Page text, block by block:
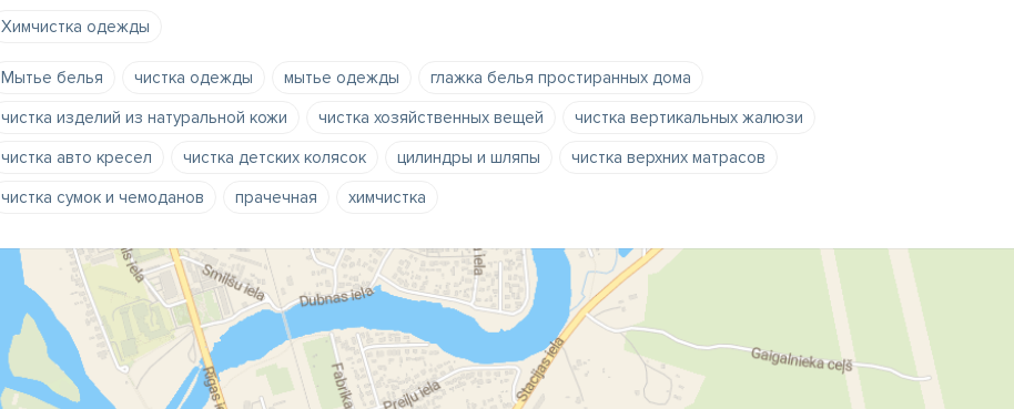
Химчистка одежды
Мытье белья чистка одежды мытье одежды
глажка белья простиранных дома
чистка изделий из натуральной кожи
чистка хозяйственных вещей
чистка вертикальных жалюзи
чистка авто кресел
чистка детских колясок цилиндры и шляпы
чистка верхних матрасов
чистка сумок и чемоданов
прачечная химчистка